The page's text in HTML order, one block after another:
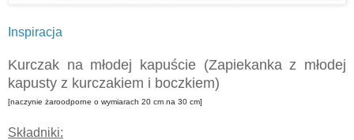
Inspiracja
Kurczak na młodej kapuście (Zapiekanka z młodej
kapusty z kurczakiem i boczkiem)
[naczynie żaroodporne o wymiarach 20 cm na 30 cm]
Składniki: